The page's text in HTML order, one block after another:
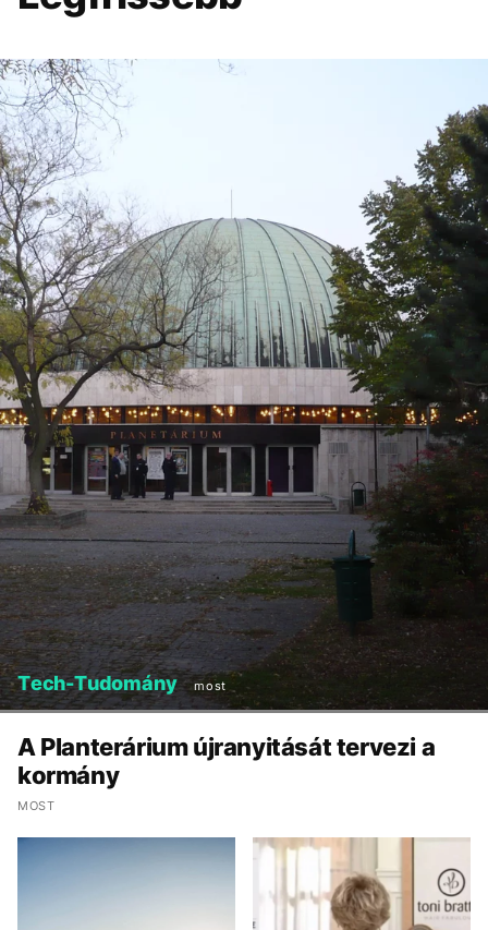
Tech-Tudomány most
A Planterárium újranyitását tervezi a
kormány
MOST